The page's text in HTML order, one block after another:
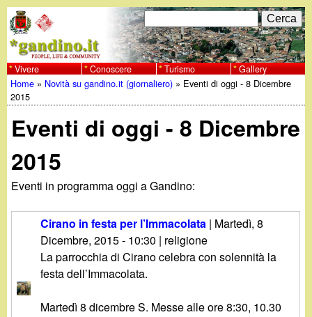
al
contenuto
principale
w
w
w
.
g
n
F
o
r
m
d
r
i
c
e
r
C
e
r
c
a
Vivere Conoscere Turismo Gallery
Tu
sei
qui
Home » Novità su gandino.it (giornaliero) » Eventi di oggi - 8 Dicembre
2015
Eventi di oggi - 8 Dicembre
2015
Eventi in programma oggi a Gandino:
Cirano in festa per l’Immacolata | Martedì, 8
Dicembre, 2015 - 10:30 | religione
La parrocchia di Cirano celebra con solennità la
festa dell’Immacolata.
Martedì 8 dicembre S. Messe alle ore 8:30, 10.30